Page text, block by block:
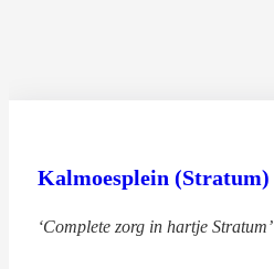
Kalmoesplein (Stratum)
‘Complete zorg in hartje Stratum’